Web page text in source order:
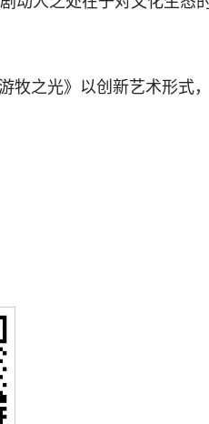
之光》以创新艺术形式